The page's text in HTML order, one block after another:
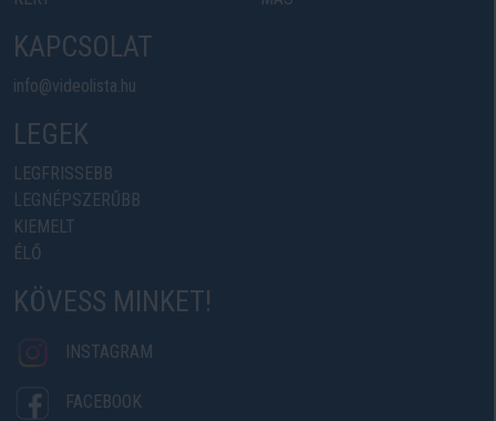
KAPCSOLAT
info@videolista.hu
LEGEK
LEGFRISSEBB
LEGNÉPSZERŰBB
KIEMELT
ÉLŐ
KÖVESS MINKET!
INSTAGRAM
FACEBOOK